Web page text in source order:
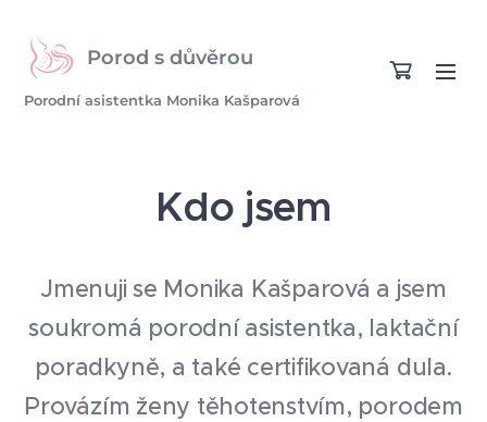
Porod s důvěrou
Porodní asistentka Monika Kašparová
Kdo jsem
Jmenuji se Monika Kašparová a jsem
soukromá porodní asistentka, laktační
poradkyně, a také certifikovaná dula.
Provázím ženy těhotenstvím, porodem